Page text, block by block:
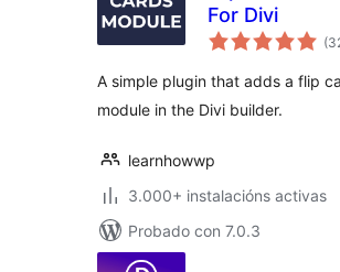
For Divi
A simple plugin that adds a flip
module in the Divi builder.
learnhowwp
3.000+ instalacións activas
Probado con 7.0.3